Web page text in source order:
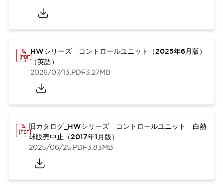
HWシリーズ コントロールユニット（2025年6月版）
（英語）
2026/07/13.PDF3.27MB
旧カタログ_HWシリーズ コントロールユニット 白熱
球販売中止（2017年1月版）
2025/06/25.PDF3.83MB